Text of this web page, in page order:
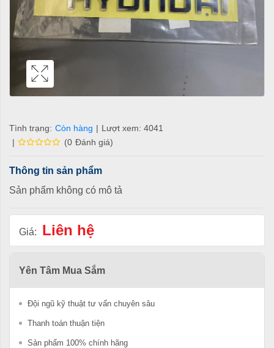
Tình trạng: Còn hàng | Lượt xem: 4041
|
(0 Đánh giá)
Thông tin sản phẩm
Sản phẩm không có mô tả
Giá: Liên hệ
Yên Tâm Mua Sắm
Đội ngũ kỹ thuật tư vấn chuyên sâu
Thanh toán thuận tiện
Sản phẩm 100% chính hãng